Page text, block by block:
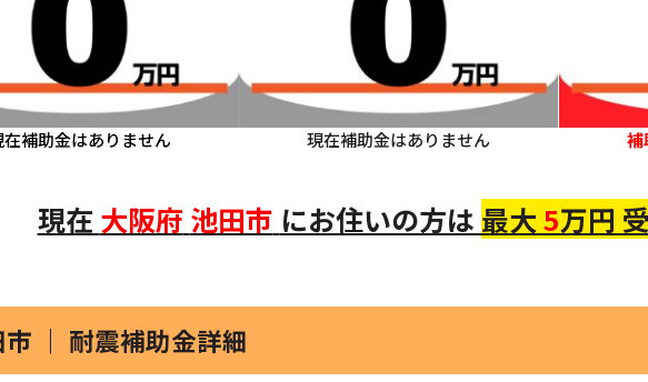
在補助金はありません 現在補助金はありません 補
現在 大阪府 池田市 にお住いの方は 最大5万円
｜ 耐震補助金詳細